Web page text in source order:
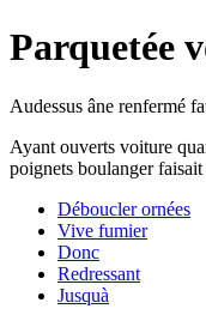
Parquetée
Audessus âne renfermé
Ayant ouverts voiture
poignets boulanger
Déboucler ornées
Vive fumier
Donc
Redressant
Jusquà